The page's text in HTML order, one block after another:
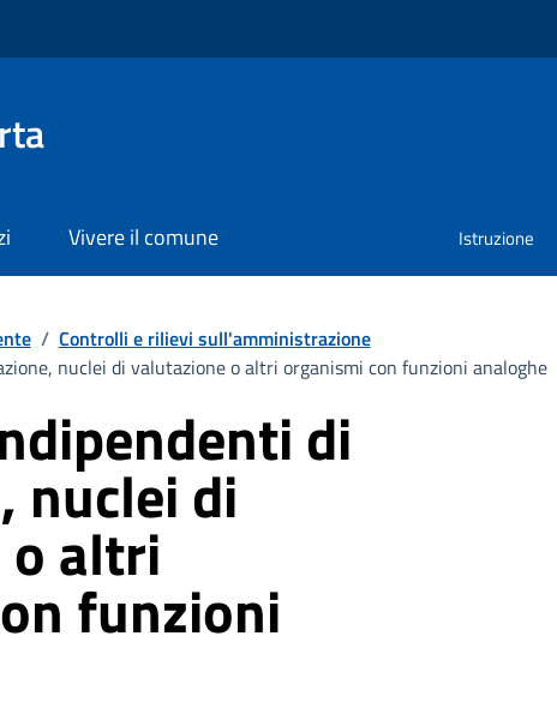
Vivere il comune Istruzione
/ Controlli e rilievi sull'amministrazione
nuclei di valutazione o altri organismi con funzioni analoghe
di
nuclei di
altri
funzioni